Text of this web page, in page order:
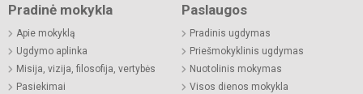
Pradinė mokykla
Apie mokyklą
Ugdymo aplinka
Misija, vizija, filosofija, vertybės
Pasiekimai
Paslaugos
Pradinis ugdymas
Priešmokyklinis ugdymas
Nuotolinis mokymas
Visos dienos mokykla